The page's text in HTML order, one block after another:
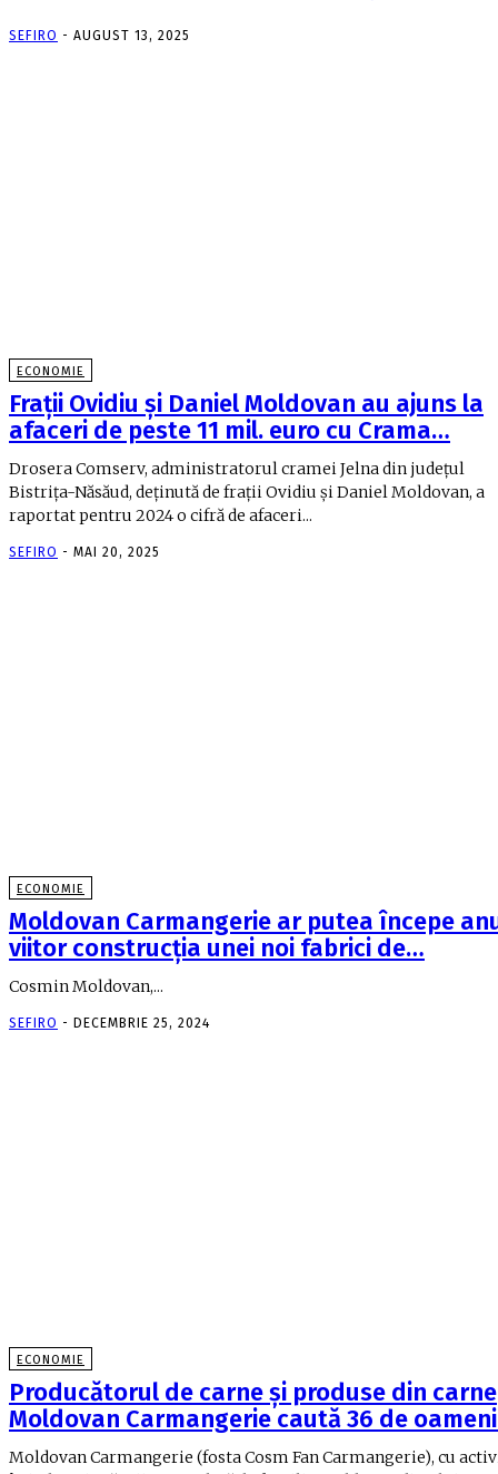
SEFIRO - AUGUST 13, 2025
ECONOMIE
Fraţii Ovidiu şi Daniel Moldovan au ajuns la
afaceri de peste 11 mil. euro cu Crama…
Drosera Comserv, administratorul cramei Jelna din judeţul
Bistriţa-Năsăud, deţinută de fraţii Ovidiu şi Daniel Moldovan, a
raportat pentru 2024 o cifră de afaceri...
SEFIRO - MAI 20, 2025
ECONOMIE
Moldovan Carmangerie ar putea începe
viitor construcţia unei noi fabrici de…
Cosmin Moldovan,...
SEFIRO - DECEMBRIE 25, 2024
ECONOMIE
Producătorul de carne şi produse din carne
Moldovan Carmangerie caută 36 de
Moldovan Carmangerie (fosta Cosm Fan Carmangerie), cu